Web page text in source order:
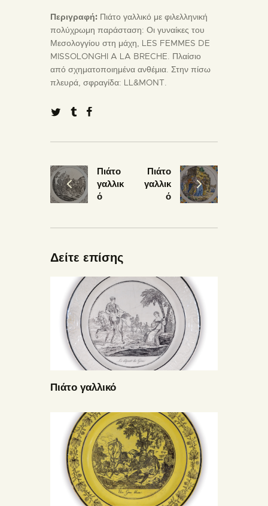
Περιγραφή: Πιάτο γαλλικό με φιλελληνική
πολύχρωμη παράσταση: Οι γυναίκες του
Μεσολογγίου στη μάχη, LES FEMMES DE
MISSOLONGHI A LA BRECHE. Πλαίσιο
από σχηματοποιημένα ανθέμια. Στην πίσω
πλευρά, σφραγίδα: LL&MONT.
Πιάτο
γαλλικ
ό
Πιάτο
γαλλικ
ό
Δείτε επίσης
Πιάτο γαλλικό